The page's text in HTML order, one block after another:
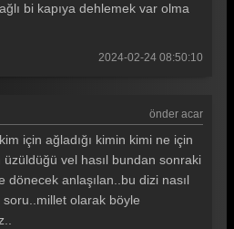
bi kapıya dehlemek var olma
2024-02-24 08:50:10
önder acar
için ağladığı kimin kimi ne için
vel hasıl bundan sonraki
dönecek anlaşılan..bu dizi nasıl
soru..millet olarak böyle